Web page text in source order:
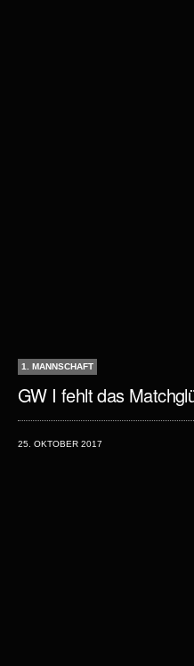
1. MANNSCHAFT
GW I fehlt das
25. OKTOBER 2017